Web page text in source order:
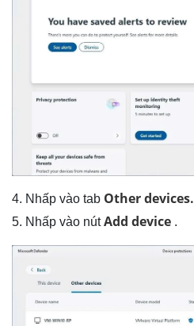
4. Nhấp vào tab Other devices.
5. Nhấp vào nútAdd device .